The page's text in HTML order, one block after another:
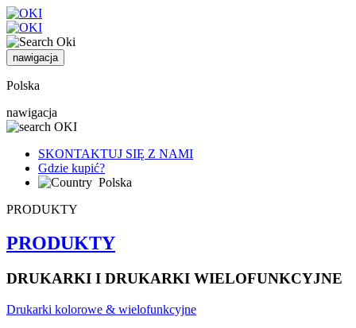
nawigacja
Polska
nawigacja
SKONTAKTUJ SIĘ Z NAMI
Gdzie kupić?
Polska
PRODUKTY
PRODUKTY
DRUKARKI I DRUKARKI WIELOFUNKCYJNE
Drukarki kolorowe & wielofunkcyjne